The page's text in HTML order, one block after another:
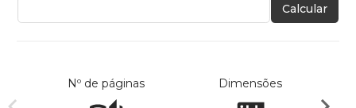
Calcular
Nº de páginas Dimensões